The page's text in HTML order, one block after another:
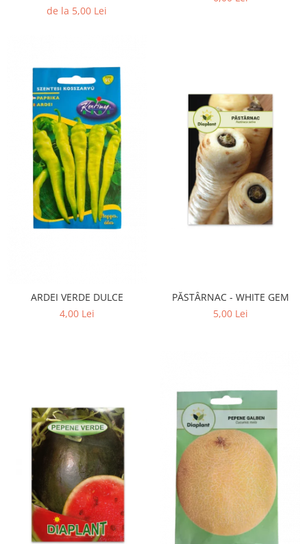
de la 5,00 Lei
ARDEI VERDE DULCE
4,00 Lei
PĂSTÂRNAC - WHITE GEM
5,00 Lei